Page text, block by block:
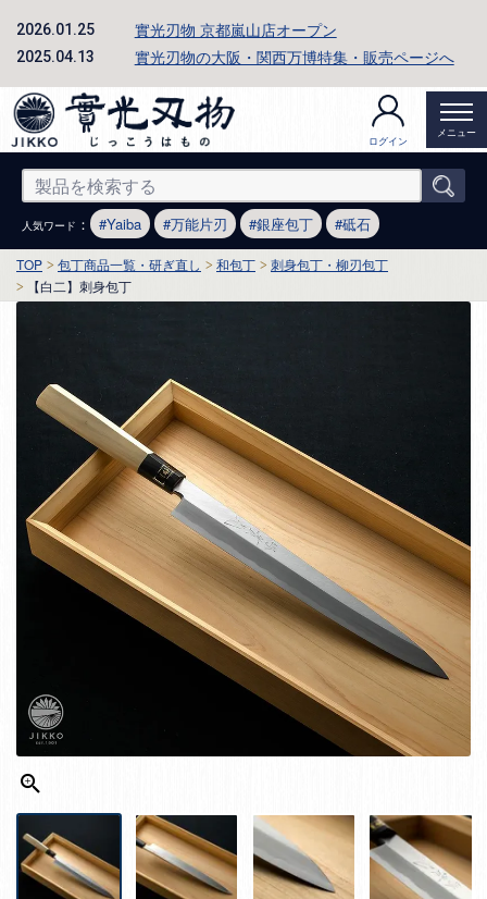
2026.01.25 實光刃物 京都嵐山店オープン
2025.04.13 實光刃物の大阪・関西万博特集・販売ページへ
ログイン
メニュー
人気ワード ： Yaiba 万能片刃 銀座包丁 砥石
TOP 包丁商品一覧・研ぎ直し 和包丁
刺身包丁・柳刃包丁
【白二】刺身包丁